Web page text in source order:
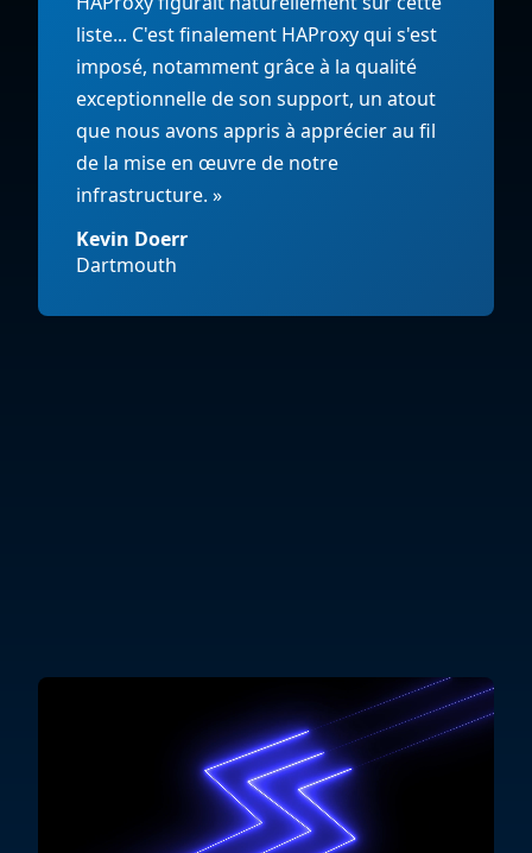
liste... C'est finalement HAProxy qui s'est
imposé, notamment grâce à la qualité
exceptionnelle de son support, un atout
que nous avons appris à apprécier au fil
de la mise en œuvre de notre
infrastructure. »
Kevin Doerr
Dartmouth